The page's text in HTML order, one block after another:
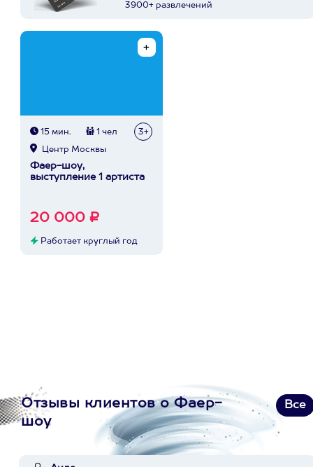
3900+ развлечений
15 мин. 1 чел 3+
Центр Москвы
Фаер-шоу,
выступление 1 артиста
20 000 ₽
Работает круглый год
Отзывы клиентов о Фаер-
шоу
Все